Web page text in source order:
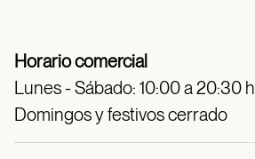
Horario comercial
Lunes - Sábado: 10:00 a 20:30 h
Domingos y festivos cerrado